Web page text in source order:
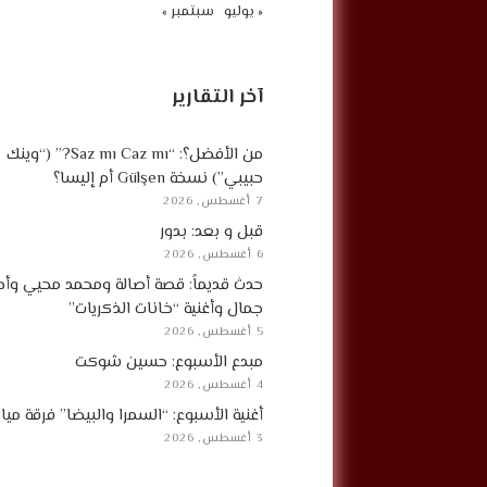
« يوليو سبتمبر »
آخر التقارير
من الأفضل؟: “Saz mı Caz mı?” (“وينك
حبيبي”) نسخة Gülşen أم إليسا؟
7 أغسطس, 2026
قبل و بعد: بدور
6 أغسطس, 2026
حدث قديماً: قصة أصالة ومحمد محيي
جمال وأغنية “خانات الذكريات”
5 أغسطس, 2026
مبدع الأسبوع: حسين شوكت
4 أغسطس, 2026
أغنية الأسبوع: “السمرا والبيضا” فرقة
3 أغسطس, 2026